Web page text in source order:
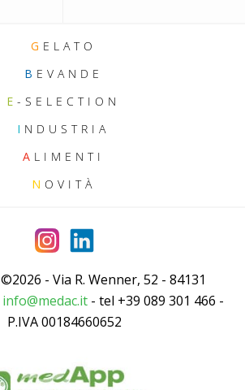
G ELATO
B EVANDE
E -SELECTION
I NDUSTRIA
A LIMENTI
N OVITÀ
©2026 - Via R. Wenner, 52 - 84131
info@medac.it - tel +39 089 301 466 -
P.IVA 00184660652